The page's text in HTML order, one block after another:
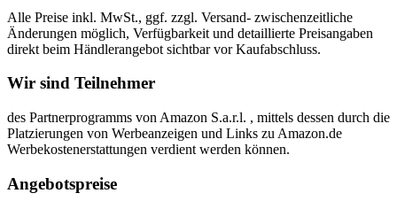
Alle Preise inkl. MwSt., ggf. zzgl. Versand- zwischenzeitliche
Änderungen möglich, Verfügbarkeit und detaillierte Preisangaben
direkt beim Händlerangebot sichtbar vor Kaufabschluss.
Wir sind Teilnehmer
des Partnerprogramms von Amazon S.a.r.l. , mittels dessen durch die
Platzierungen von Werbeanzeigen und Links zu Amazon.de
Werbekostenerstattungen verdient werden können.
Angebotspreise